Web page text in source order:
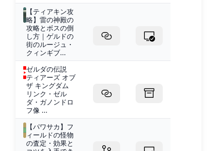
【ティアキン攻
略】雷の神殿の
攻略とボスの倒
し方｜ゲルドの
街のルージュ・
クィンギブ...
ゼルダの伝説
ティアーズ オブ
ザ キングダム
リンク・ゼル
ダ・ガノンドロ
フ像 ...
【パワサカ】フ
ィールドの怪物
の査定・効果と